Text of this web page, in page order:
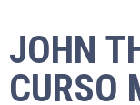
JOHN
CURSO